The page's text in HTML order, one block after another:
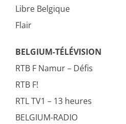
Libre Belgique
Flair
BELGIUM-TÉLÉVISION
RTB F Namur – Défis
RTB F!
RTL TV1 – 13 heures
BELGIUM-RADIO